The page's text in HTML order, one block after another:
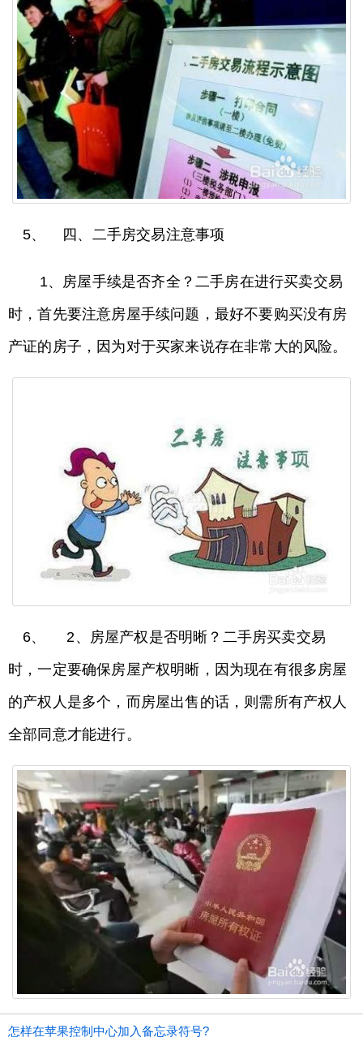
5、 四、二手房交易注意事项
1、房屋手续是否齐全？二手房在进行买卖交易
时，首先要注意房屋手续问题，最好不要购买没有房
产证的房子，因为对于买家来说存在非常大的风险。
6、 2、房屋产权是否明晰？二手房买卖交易
时，一定要确保房屋产权明晰，因为现在有很多房屋
的产权人是多个，而房屋出售的话，则需所有产权人
全部同意才能进行。
怎样在苹果控制中心加入备忘录符号?